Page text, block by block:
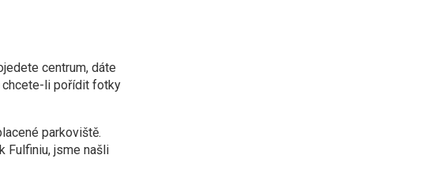
centrum, dáte
chcete-li pořídit fotky
parkoviště.
Fulfiniu, jsme našli